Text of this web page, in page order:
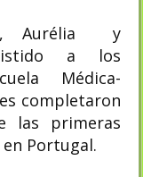
[, Aurélia y
a los
Médica-
completaron
las primeras
Portugal.